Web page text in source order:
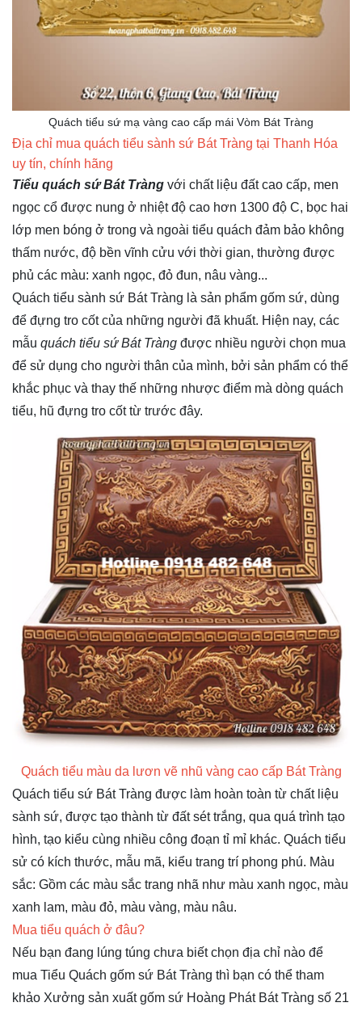
Quách tiểu sứ mạ vàng cao cấp mái Vòm Bát Tràng
Địa chỉ mua quách tiểu sành sứ Bát Tràng tại Thanh Hóa
uy tín, chính hãng
Tiểu quách sứ Bát Tràng với chất liệu đất cao cấp, men
ngọc cổ được nung ở nhiệt độ cao hơn 1300 độ C, bọc hai
lớp men bóng ở trong và ngoài tiểu quách đảm bảo không
thấm nước, độ bền vĩnh cửu với thời gian, thường được
phủ các màu: xanh ngọc, đỏ đun, nâu vàng...
Quách tiểu sành sứ Bát Tràng là sản phẩm gốm sứ, dùng
để đựng tro cốt của những người đã khuất. Hiện nay, các
mẫu quách tiểu sứ Bát Tràng được nhiều người chọn mua
để sử dụng cho người thân của mình, bởi sản phẩm có thể
khắc phục và thay thế những nhược điểm mà dòng quách
tiểu, hũ đựng tro cốt từ trước đây.
Quách tiểu màu da lươn vẽ nhũ vàng cao cấp Bát Tràng
Quách tiểu sứ Bát Tràng được làm hoàn toàn từ chất liệu
sành sứ, được tạo thành từ đất sét trắng, qua quá trình tạo
hình, tạo kiểu cùng nhiều công đoạn tỉ mỉ khác. Quách tiểu
sử có kích thước, mẫu mã, kiểu trang trí phong phú. Màu
sắc: Gồm các màu sắc trang nhã như màu xanh ngọc, màu
xanh lam, màu đỏ, màu vàng, màu nâu.
Mua tiểu quách ở đâu?
Nếu bạn đang lúng túng chưa biết chọn địa chỉ nào để
mua Tiểu Quách gốm sứ Bát Tràng thì bạn có thể tham
khảo Xưởng sản xuất gốm sứ Hoàng Phát Bát Tràng số 21